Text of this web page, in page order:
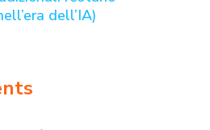
dell’IA)